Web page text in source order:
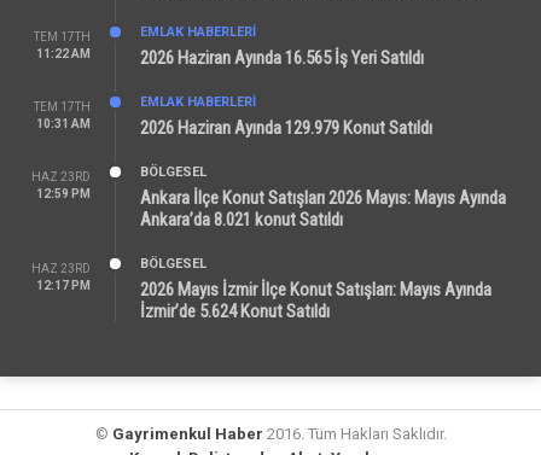
TEM 17TH
11:22 AM
EMLAK HABERLERI
2026 Haziran Ayında 16.565 İş Yeri Satıldı
TEM 17TH
10:31 AM
EMLAK HABERLERI
2026 Haziran Ayında 129.979 Konut Satıldı
HAZ 23RD
12:59 PM
BÖLGESEL
Ankara İlçe Konut Satışları 2026 Mayıs: Mayıs Ayında
Ankara’da 8.021 konut Satıldı
HAZ 23RD
12:17 PM
BÖLGESEL
2026 Mayıs İzmir İlçe Konut Satışları: Mayıs Ayında
İzmir’de 5.624 Konut Satıldı
© Gayrimenkul Haber 2016. Tüm Hakları Saklıdır.